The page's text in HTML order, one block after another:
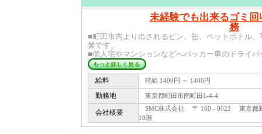
未経験でも出来るゴミ
務
■町田市内より出されるビン、缶、ペットボトル
業です。
■個人宅やマンションなどへパッカー車のドライ
給料 時給 1400円 ～ 1400円
勤務地 東京都町田市南町田1-4-4
会社概要
SMC株式会社 〒 160 - 0022 東京都
10階